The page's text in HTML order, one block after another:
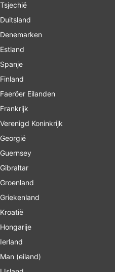
Tsjechië
Duitsland
Denemarken
Estland
Spanje
Finland
Faeröer Eilanden
Frankrijk
Verenigd Koninkrijk
Georgië
Guernsey
Gibraltar
Groenland
Griekenland
Kroatië
Hongarije
Ierland
Man (eiland)